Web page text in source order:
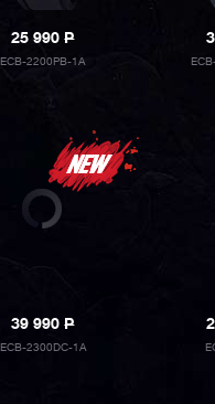
25 990P
ECB-2200PB-1A
39 990P
ECB-2300DC-1A